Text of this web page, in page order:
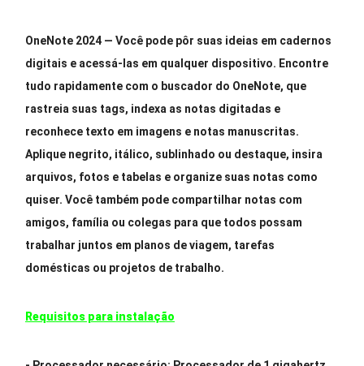
OneNote 2024 — Você pode pôr suas ideias em cadernos
digitais e acessá-las em qualquer dispositivo. Encontre
tudo rapidamente com o buscador do OneNote, que
rastreia suas tags, indexa as notas digitadas e
reconhece texto em imagens e notas manuscritas.
Aplique negrito, itálico, sublinhado ou destaque, insira
arquivos, fotos e tabelas e organize suas notas como
quiser. Você também pode compartilhar notas com
amigos, família ou colegas para que todos possam
trabalhar juntos em planos de viagem, tarefas
domésticas ou projetos de trabalho.
Requisitos para instalação